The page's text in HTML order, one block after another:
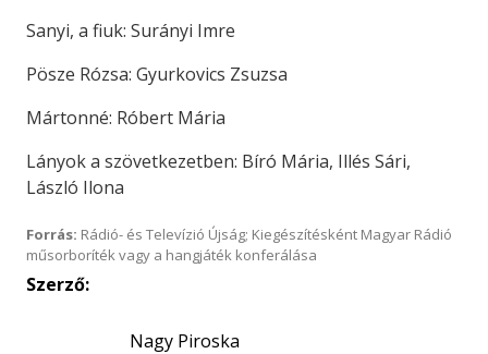
Sanyi, a fiuk: Surányi Imre
Pösze Rózsa: Gyurkovics Zsuzsa
Mártonné: Róbert Mária
Lányok a szövetkezetben: Bíró Mária, Illés Sári,
László Ilona
Forrás: Rádió- és Televízió Újság; Kiegészítésként Magyar Rádió
műsorboríték vagy a hangjáték konferálása
Szerző:
Nagy Piroska